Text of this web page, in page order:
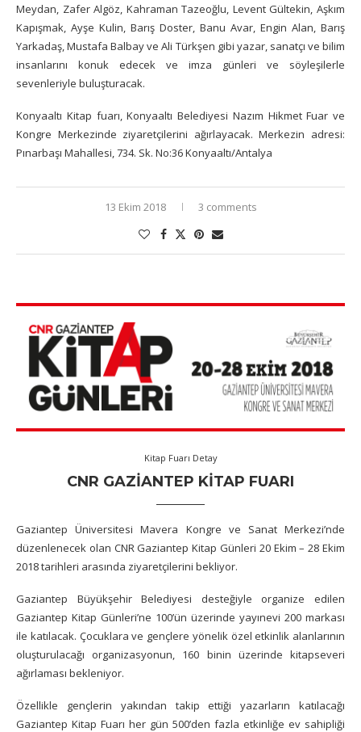
Meydan, Zafer Algöz, Kahraman Tazeoğlu, Levent Gültekin, Aşkım
Kapışmak, Ayşe Kulin, Barış Doster, Banu Avar, Engin Alan, Barış
Yarkadaş, Mustafa Balbay ve Ali Türkşen gibi yazar, sanatçı ve bilim
insanlarını konuk edecek ve imza günleri ve söyleşilerle
sevenleriyle buluşturacak.
Konyaaltı Kitap fuarı, Konyaaltı Belediyesi Nazım Hikmet Fuar ve
Kongre Merkezinde ziyaretçilerini ağırlayacak. Merkezin adresi:
Pınarbaşı Mahallesi, 734. Sk. No:36 Konyaaltı/Antalya
13 Ekim 2018 3 comments
Kitap Fuarı Detay
CNR GAZIANTEP KITAP FUARI
Gaziantep Üniversitesi Mavera Kongre ve Sanat Merkezi’nde
düzenlenecek olan CNR Gaziantep Kitap Günleri 20 Ekim – 28 Ekim
2018 tarihleri arasında ziyaretçilerini bekliyor.
Gaziantep Büyükşehir Belediyesi desteğiyle organize edilen
Gaziantep Kitap Günleri’ne 100’ün üzerinde yayınevi 200 markası
ile katılacak. Çocuklara ve gençlere yönelik özel etkinlik alanlarının
oluşturulacağı organizasyonun, 160 binin üzerinde kitapseveri
ağırlaması bekleniyor.
Özellikle gençlerin yakından takip ettiği yazarların katılacağı
Gaziantep Kitap Fuarı her gün 500’den fazla etkinliğe ev sahipliği